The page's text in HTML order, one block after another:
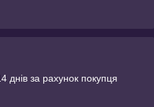
днів за рахунок покупця